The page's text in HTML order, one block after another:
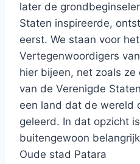
later de
Staten inspireerde,
eerst. We staan ​​voor
Vertegenwoordigers
hier bijeen, net zoals
van de Verenigde
een land dat de wereld
geleerd. In dat opzicht
buitengewoon
Oude stad Patara